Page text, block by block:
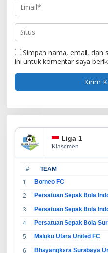
Simpan nama, email, dan
ini untuk komentar saya
Liga 1
Klasemen
# TEAM
1 Borneo FC
2
3
4
Persatuan Sepak Bola
5
Maluku Utara United FC
6
Bhayangkara Surabaya